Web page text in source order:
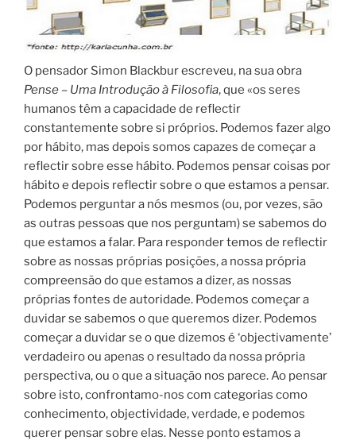
O pensador Simon Blackbur escreveu, na sua obra
Pense – Uma Introdução à Filosofia, que «os seres
humanos têm a capacidade de reflectir
constantemente sobre si próprios. Podemos fazer algo
por hábito, mas depois somos capazes de começar a
reflectir sobre esse hábito. Podemos pensar coisas por
hábito e depois reflectir sobre o que estamos a pensar.
Podemos perguntar a nós mesmos (ou, por vezes, são
as outras pessoas que nos perguntam) se sabemos do
que estamos a falar. Para responder temos de reflectir
sobre as nossas próprias posições, a nossa própria
compreensão do que estamos a dizer, as nossas
próprias fontes de autoridade. Podemos começar a
duvidar se sabemos o que queremos dizer. Podemos
começar a duvidar se o que dizemos é ‘objectivamente’
verdadeiro ou apenas o resultado da nossa própria
perspectiva, ou o que a situação nos parece. Ao pensar
sobre isto, confrontamo-nos com categorias como
conhecimento, objectividade, verdade, e podemos
querer pensar sobre elas. Nesse ponto estamos a